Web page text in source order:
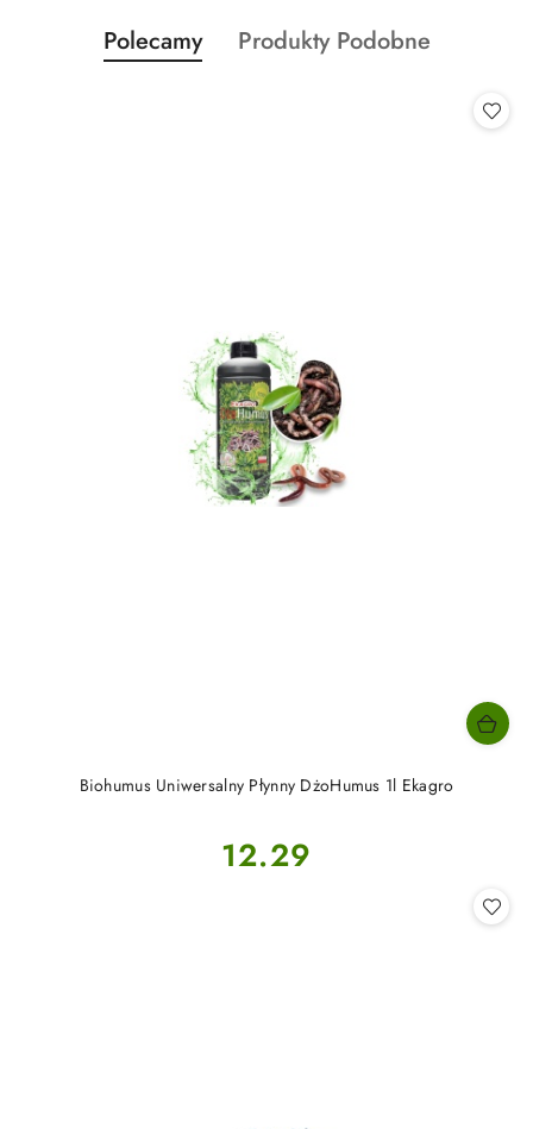
Pomiń karuzelę produktów
Produkty
o
Polecamy
Produkty
Produkty Podobne
Biohumus Uniwersalny Płynny DżoHumus 1l Ekagro
Cena:
12.29